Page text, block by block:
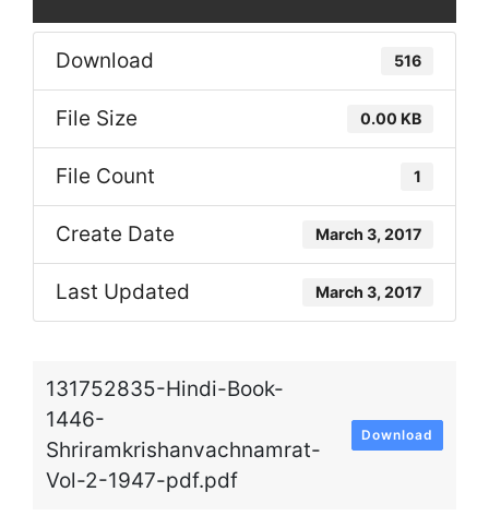
Download 516
File Size 0.00 KB
File Count 1
Create Date March 3, 2017
Last Updated March 3, 2017
131752835-Hindi-Book-
1446-
Shriramkrishanvachnamrat-
Vol-2-1947-pdf.pdf
Download